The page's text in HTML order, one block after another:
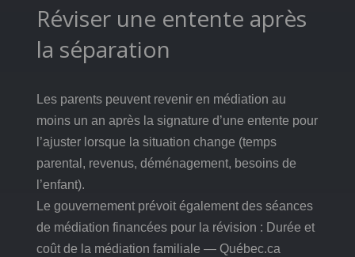
Réviser une entente après
la séparation
Les parents peuvent revenir en médiation au
moins un an après la signature d’une entente pour
l’ajuster lorsque la situation change (temps
parental, revenus, déménagement, besoins de
l’enfant).
Le gouvernement prévoit également des séances
de médiation financées pour la révision : Durée et
coût de la médiation familiale — Québec.ca